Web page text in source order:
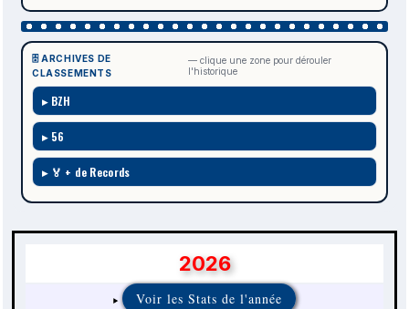
🗄️ ARCHIVES DE
CLASSEMENTS
— clique une zone pour dérouler
l'historique
BZH
56
🏅 + de Records
2026
Voir les Stats de l'année